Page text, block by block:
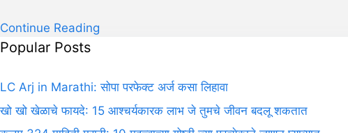
Continue Reading
Popular Posts
LC Arj in Marathi: सोपा परफेक्ट अर्ज कसा लिहावा
खो खो खेळाचे फायदे: 15 आश्चर्यकारक लाभ जे तुमचे जीवन बदलू शकतात